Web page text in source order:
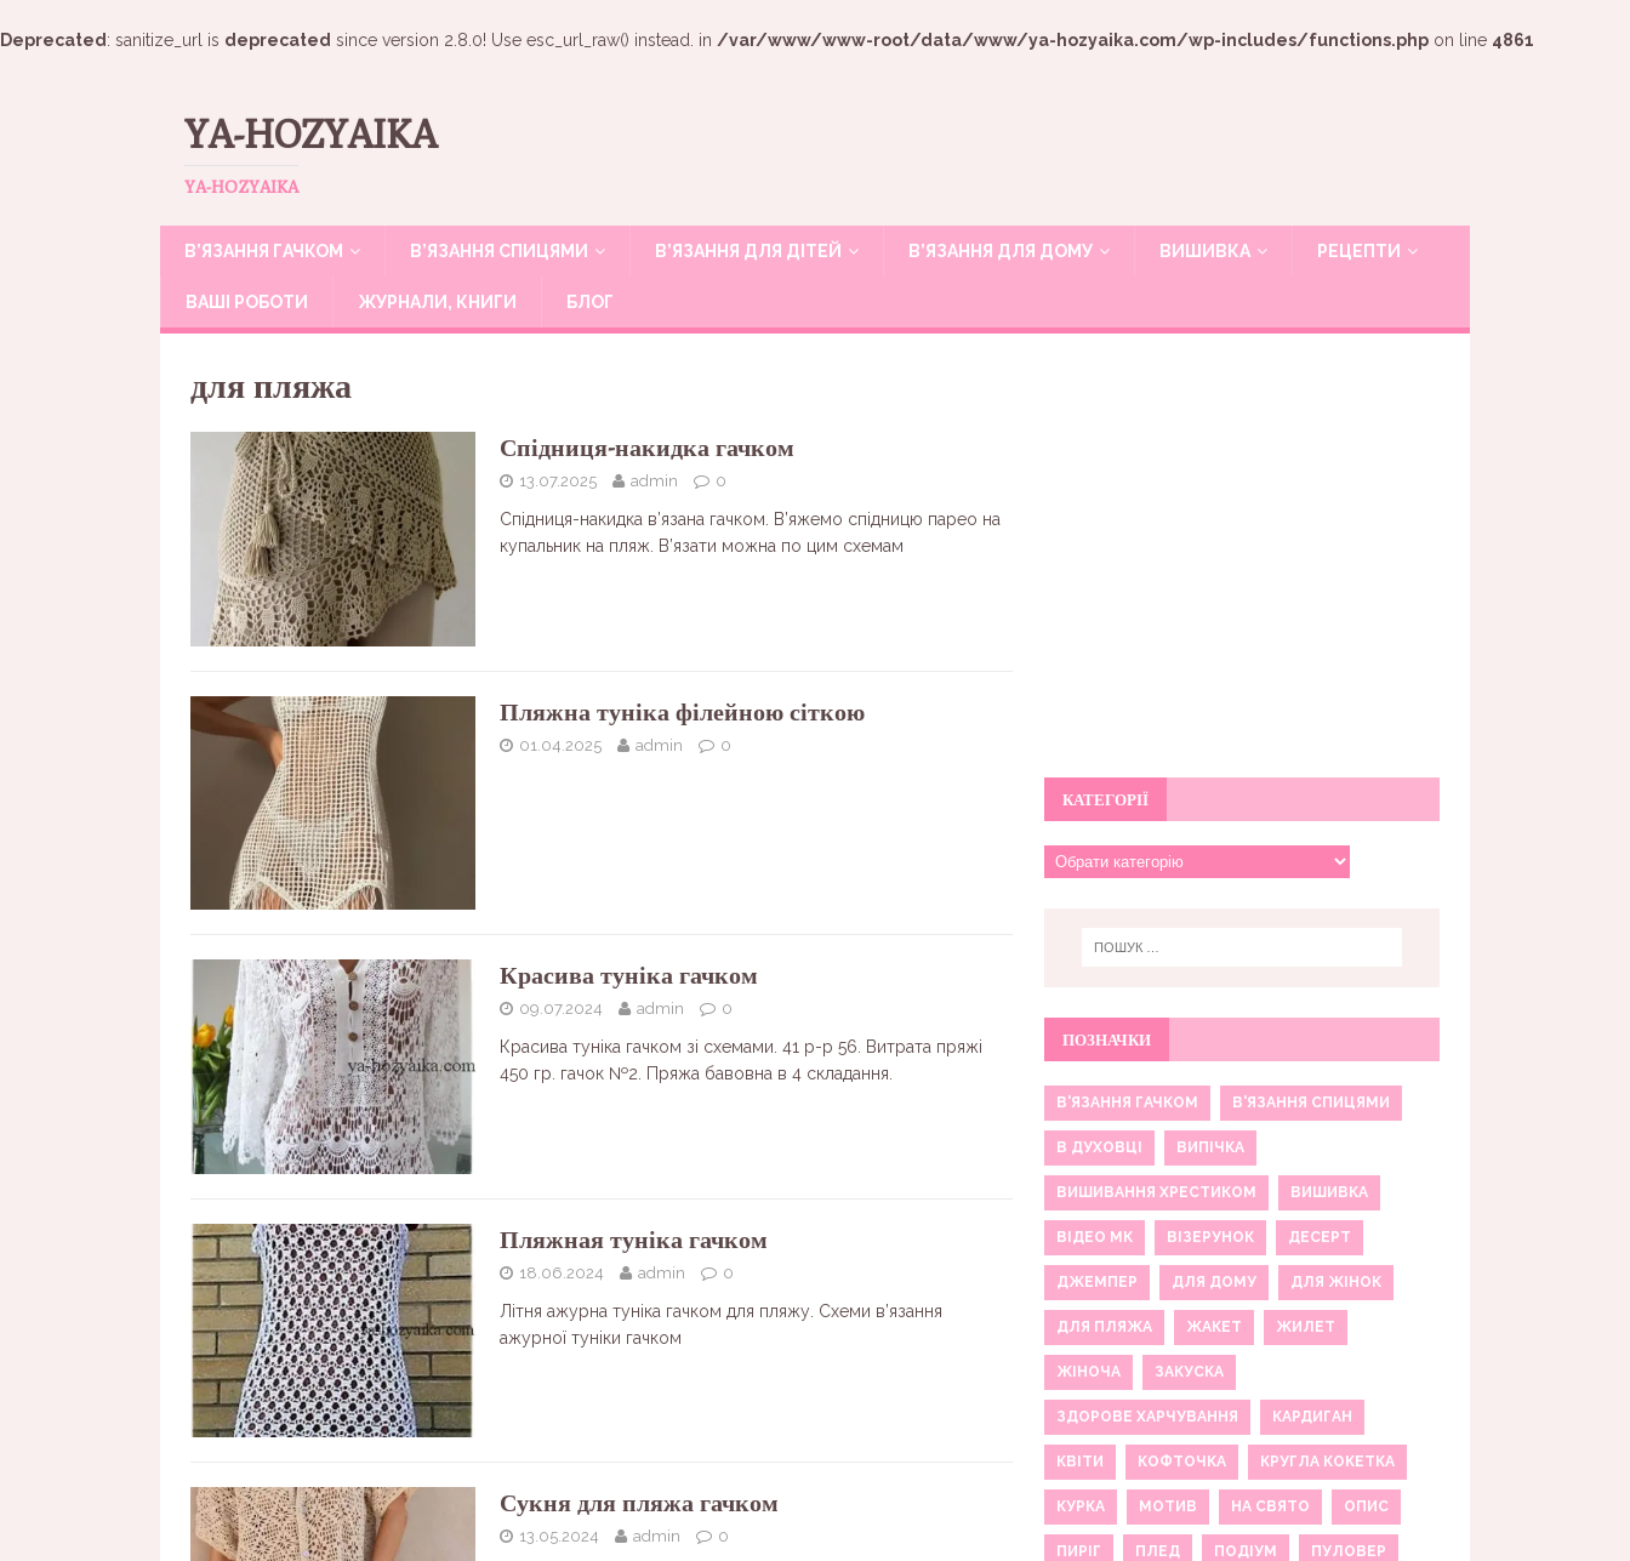
Deprecated : sanitize_url is deprecated since version 2.8.0! Use esc_url_raw() instead. in /var/www/www-root/data/www/ya-hozyaika.com/wp-includes/functions.php on line 4861
YA-HOZYAIKA
YA-HOZYAIKA
В’ЯЗАННЯ ГАЧКОМ В’ЯЗАННЯ СПИЦЯМИ В’ЯЗАННЯ ДЛЯ ДІТЕЙ В’ЯЗАННЯ ДЛЯ ДОМУ ВИШИВКА РЕЦЕПТИ
ВАШІ РОБОТИ ЖУРНАЛИ, КНИГИ БЛОГ
для пляжа
Спідниця-накидка гачком
13.07.2025 admin 0
Спідниця-накидка в’язана гачком. В’яжемо спідницю парео на
купальник на пляж. В’язати можна по цим схемам
Пляжна туніка філейною сіткою
01.04.2025 admin 0
Красива туніка гачком
09.07.2024 admin 0
Красива туніка гачком зі схемами. 41 р-р 56. Витрата пряжі
450 гр. гачок №2. Пряжа бавовна в 4 складання.
Пляжная туніка гачком
18.06.2024 admin 0
Літня ажурна туніка гачком для пляжу. Схеми в’язання
ажурної туніки гачком
Сукня для пляжа гачком
13.05.2024 admin 0
КАТЕГОРІЇ
ПОЗНАЧКИ
В'ЯЗАННЯ ГАЧКОМ В'ЯЗАННЯ СПИЦЯМИ
В ДУХОВЦІ ВИПІЧКА
ВИШИВАННЯ ХРЕСТИКОМ ВИШИВКА
ВІДЕО МК ВІЗЕРУНОК ДЕСЕРТ
ДЖЕМПЕР ДЛЯ ДОМУ ДЛЯ ЖІНОК
ДЛЯ ПЛЯЖА ЖАКЕТ ЖИЛЕТ
ЖІНОЧА ЗАКУСКА
ЗДОРОВЕ ХАРЧУВАННЯ КАРДИГАН
КВІТИ КОФТОЧКА КРУГЛА КОКЕТКА
КУРКА МОТИВ НА СВЯТО ОПИС
ПИРІГ ПЛЕД ПОДІУМ ПУЛОВЕР